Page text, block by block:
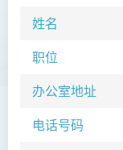
姓名
职位
办公室地址
电话号码